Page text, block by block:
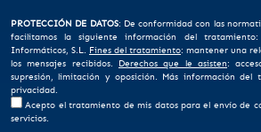
PROTECCIÓN DE DATOS: De conformidad con las
facilitamos la siguiente información del tratamiento:
Informáticos, S.L. Fines del tratamiento: mantener una
los mensajes recibidos. Derechos que le asisten:
supresión, limitación y oposición. Más información del
privacidad
Acepto el tratamiento de mis datos para el envío de
servicios.